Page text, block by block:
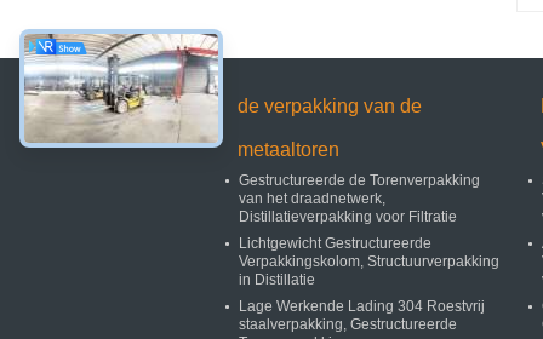
de verpakking van de
metaaltoren
Gestructureerde de Torenverpakking
van het draadnetwerk,
Distillatieverpakking voor Filtratie
Lichtgewicht Gestructureerde
Verpakkingskolom, Structuurverpakking
in Distillatie
Lage Werkende Lading 304 Roestvrij
staalverpakking, Gestructureerde